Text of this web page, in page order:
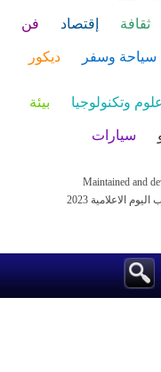
ثقافة إقتصاد فن
سياحة وسفر ديكور
علوم وتكنولوجيا بيئة
سيارات
Maintained and